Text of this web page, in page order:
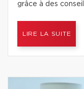
grâce à des
LIRE LA SUITE